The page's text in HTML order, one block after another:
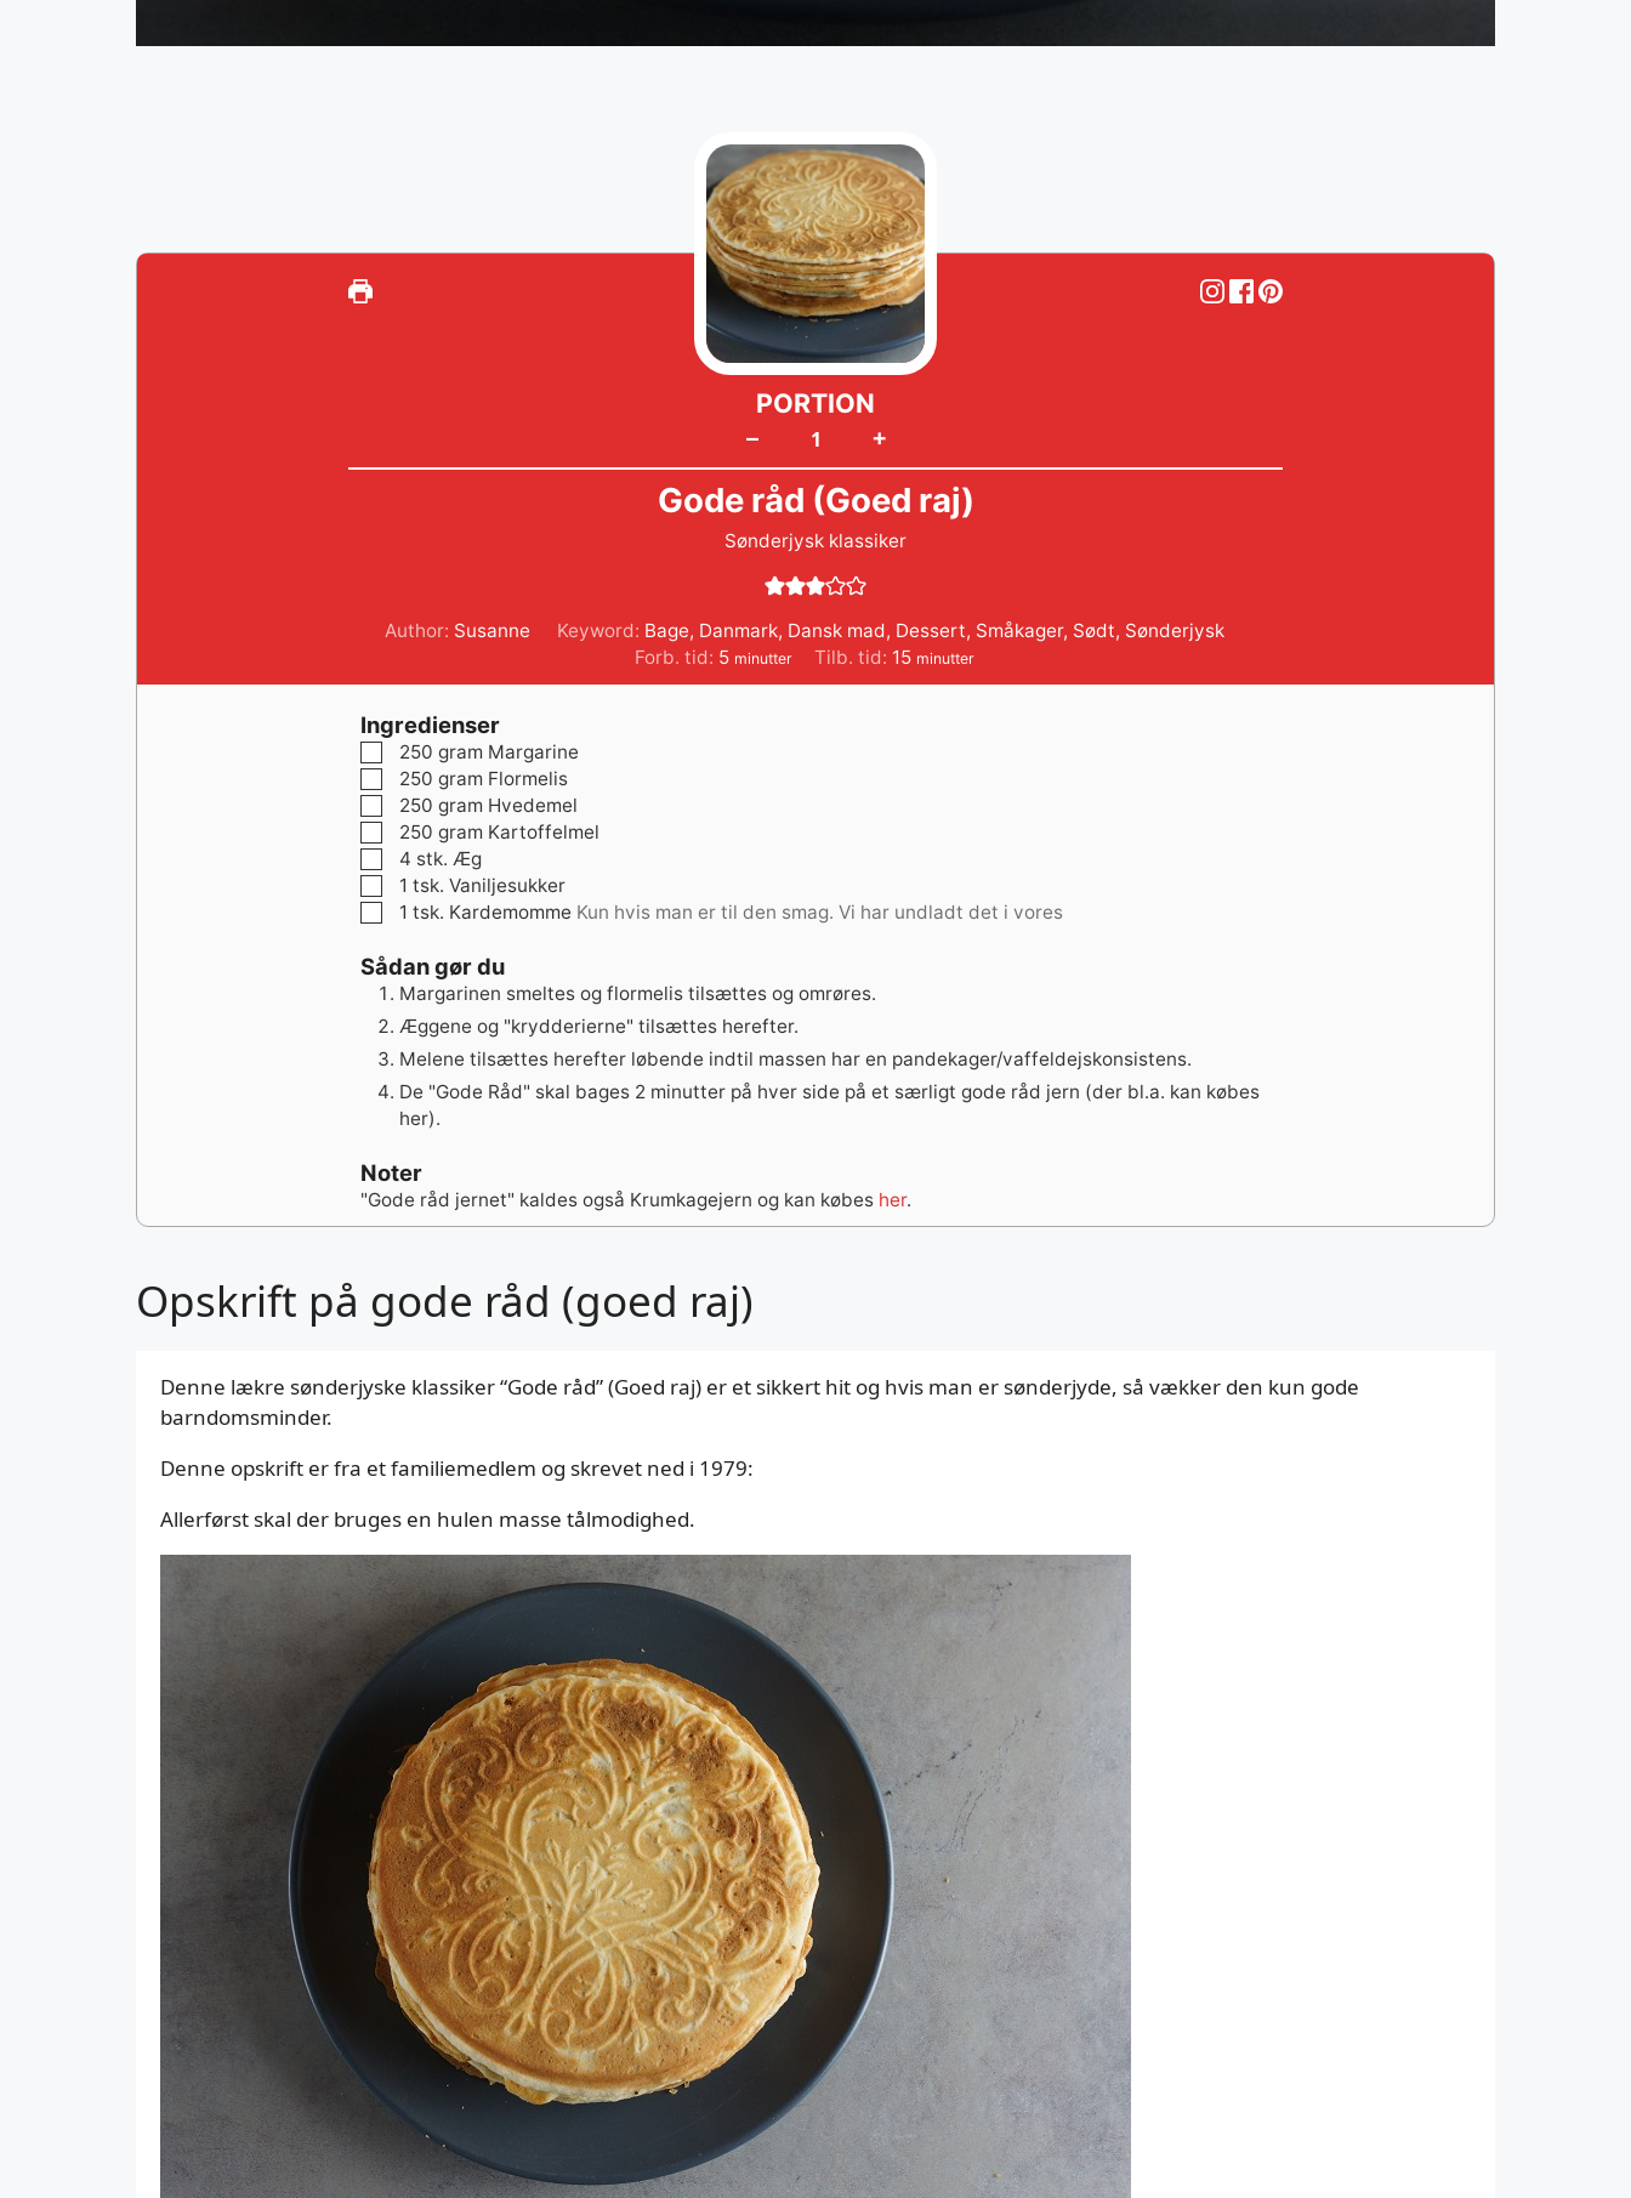
Opskrift på gode råd (goed raj)
Denne lækre sønderjyske klassiker “Gode råd” (Goed raj) er et sikkert hit og hvis man er sønderjyde, så vækker den kun gode
barndomsminder.
Denne opskrift er fra et familiemedlem og skrevet ned i 1979:
Allerførst skal der bruges en hulen masse tålmodighed.
– +
PORTION
Gode råd (Goed raj)
Sønderjysk klassiker
Author: Susanne Keyword: Bage, Danmark, Dansk mad, Dessert, Småkager, Sødt, Sønderjysk
Forb. tid: 5minutter
minutter Tilb. tid: 15minutter
minutter
Ingredienser
▢
250 gram Margarine
▢
250 gram Flormelis
▢
250 gram Hvedemel
▢
250 gram Kartoffelmel
▢
4 stk. Æg
▢1 tsk. Vaniljesukker
▢1 tsk. Kardemomme Kun hvis man er til den smag. Vi har undladt det i vores
Sådan gør du
Margarinen smeltes og flormelis tilsættes og omrøres.
Æggene og "krydderierne" tilsættes herefter.
Melene tilsættes herefter løbende indtil massen har en pandekager/vaffeldejskonsistens.
De "Gode Råd" skal bages 2 minutter på hver side på et særligt gode råd jern (der bl.a. kan købes
her).
Noter
"Gode råd jernet" kaldes også Krumkagejern og kan købes her.